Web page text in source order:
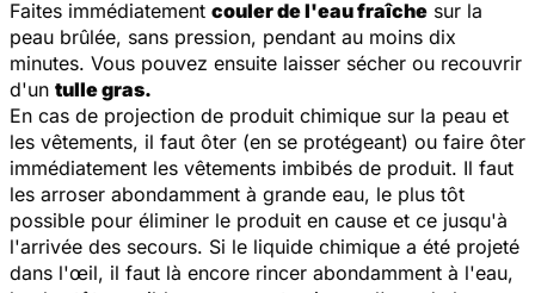
Faites immédiatement couler de l'eau fraîche sur la
peau brûlée, sans pression, pendant au moins dix
minutes. Vous pouvez ensuite laisser sécher ou recouvrir
d'un tulle gras.
En cas de projection de produit chimique sur la peau et
les vêtements, il faut ôter (en se protégeant) ou faire ôter
immédiatement les vêtements imbibés de produit. Il faut
les arroser abondamment à grande eau, le plus tôt
possible pour éliminer le produit en cause et ce jusqu'à
l'arrivée des secours. Si le liquide chimique a été projeté
dans l'œil, il faut là encore rincer abondamment à l'eau,